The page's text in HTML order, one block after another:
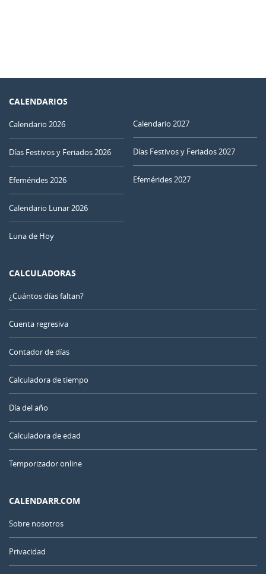
CALENDARIOS
Calendario 2026
Días Festivos y Feriados 2026
Efemérides 2026
Calendario Lunar 2026
Luna de Hoy
Calendario 2027
Días Festivos y Feriados 2027
Efemérides 2027
CALCULADORAS
¿Cuántos días faltan?
Cuenta regresiva
Contador de días
Calculadora de tiempo
Día del año
Calculadora de edad
Temporizador online
CALENDARR.COM
Sobre nosotros
Privacidad